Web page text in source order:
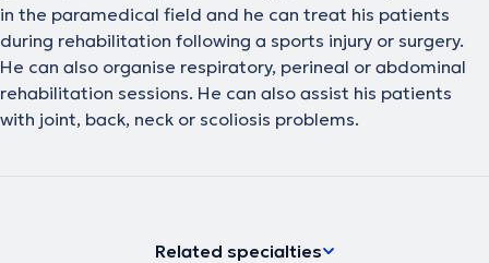
in the paramedical field and he can treat his patients
during rehabilitation following a sports injury or surgery.
He can also organise respiratory, perineal or abdominal
rehabilitation sessions. He can also assist his patients
with joint, back, neck or scoliosis problems.
Related specialties